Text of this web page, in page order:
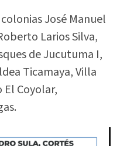
José Manuel
Larios Silva,
de Jucutuma I,
Ticamaya, Villa
Coyolar,